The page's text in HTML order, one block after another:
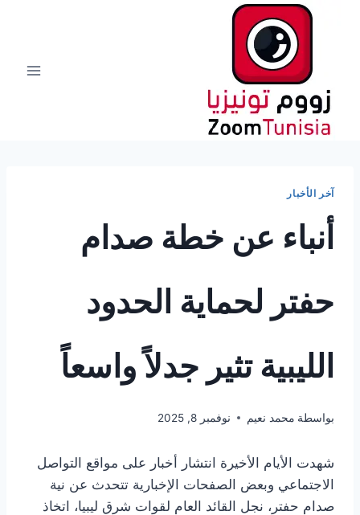
آخر الأخبار
أنباء عن خطة صدام
حفتر لحماية الحدود
الليبية تثير جدلاً واسعاً
بواسطة محمد نعيم نوفمبر 8, 2025
شهدت الأيام الأخيرة انتشار أخبار على مواقع التواصل
الاجتماعي وبعض الصفحات الإخبارية تتحدث عن نية
صدام حفتر، نجل القائد العام لقوات شرق ليبيا، اتخاذ